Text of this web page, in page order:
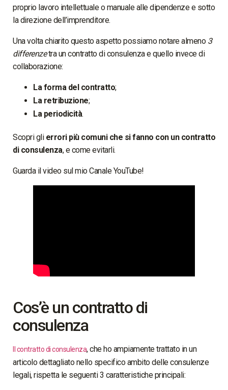
proprio lavoro intellettuale o manuale alle dipendenze e sotto
la direzione dell’imprenditore.
Una volta chiarito questo aspetto possiamo notare almeno 3
differenzetra un contratto di consulenza e quello invece di
collaborazione:
La forma del contratto;
La retribuzione;
La periodicità.
Scopri gli errori più comuni che si fanno con un contratto
di consulenza, e come evitarli.
Guarda il video sul mio Canale YouTube!
Cos’è un contratto di
consulenza
Il contratto di consulenza, che ho ampiamente trattato in un
articolo dettagliato nello specifico ambito delle consulenze
legali, rispetta le seguenti 3 caratteristiche principali: